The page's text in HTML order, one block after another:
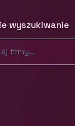
wyszukiwanie